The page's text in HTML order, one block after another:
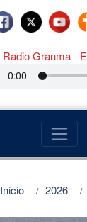
Radio Granma -
Inicio 2026